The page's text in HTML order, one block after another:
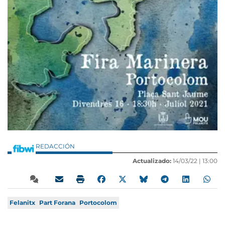
REDACCIÓN
Actualizado: 14/03/22 | 13:00
Felanitx Part Forana Portocolom